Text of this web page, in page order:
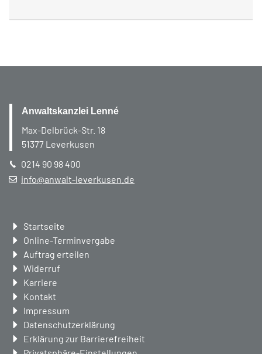
Anwaltskanzlei Lenné
Max-Delbrück-Str. 18
51377 Leverkusen
0214 90 98 400
info@anwalt-leverkusen.de
Navigation
überspringen
Startseite
Online-Terminvergabe
Auftrag erteilen
Widerruf
Karriere
Kontakt
Impressum
Datenschutzerklärung
Erklärung zur Barrierefreiheit